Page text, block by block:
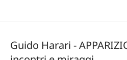
Guido Harari -